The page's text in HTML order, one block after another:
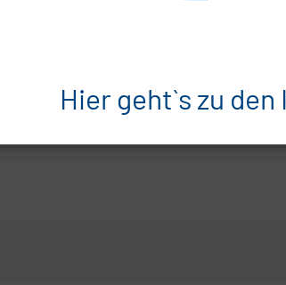
Hier geht`s zu den